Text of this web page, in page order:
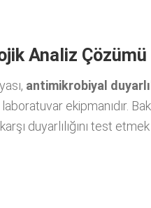
Analiz Çözümü
antimikrobiyal
ekipmanıdır.
duyarlılığını test